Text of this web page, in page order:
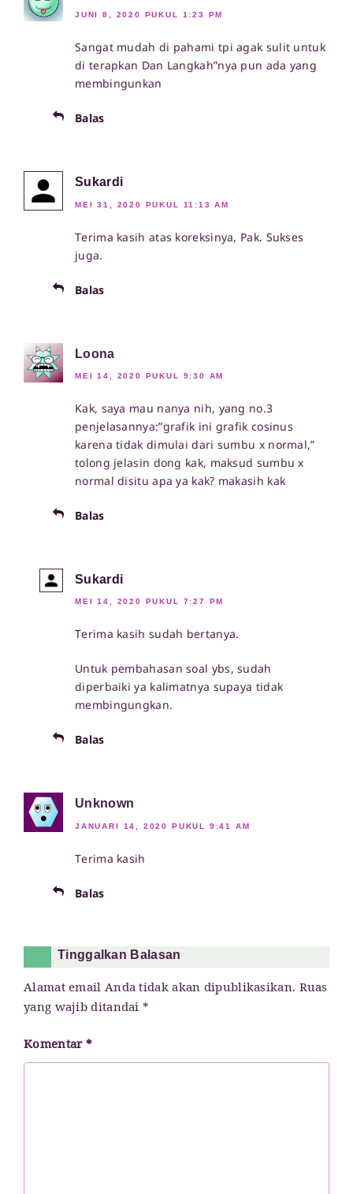
JUNI 8, 2020 PUKUL 1:23 PM
Sangat mudah di pahami tpi agak sulit untuk
di terapkan Dan Langkah”nya pun ada yang
membingunkan
Balas
Sukardi
MEI 31, 2020 PUKUL 11:13 AM
Terima kasih atas koreksinya, Pak. Sukses
juga.
Balas
Loona
MEI 14, 2020 PUKUL 9:30 AM
Kak, saya mau nanya nih, yang no.3
penjelasannya:”grafik ini grafik cosinus
karena tidak dimulai dari sumbu x normal,”
tolong jelasin dong kak, maksud sumbu x
normal disitu apa ya kak? makasih kak
Balas
Sukardi
MEI 14, 2020 PUKUL 7:27 PM
Terima kasih sudah bertanya.
Untuk pembahasan soal ybs, sudah
diperbaiki ya kalimatnya supaya tidak
membingungkan.
Balas
Unknown
JANUARI 14, 2020 PUKUL 9:41 AM
Terima kasih
Balas
Tinggalkan Balasan
Alamat email Anda tidak akan dipublikasikan. Ruas
yang wajib ditandai*
Komentar*